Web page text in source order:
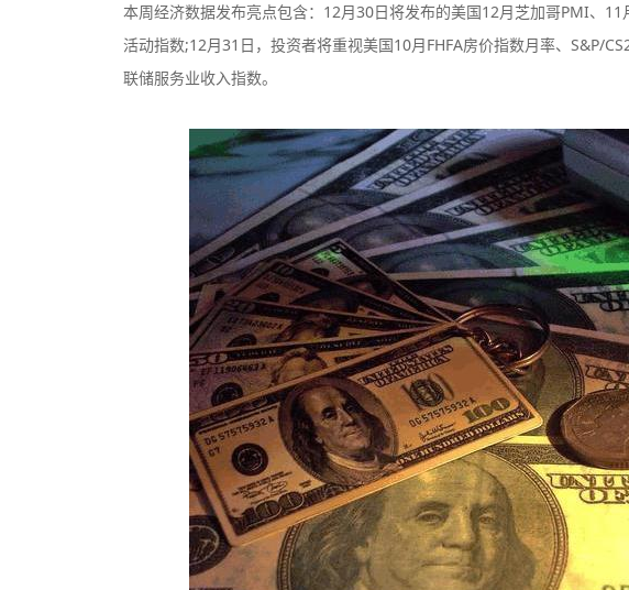
本周经济数据发布亮点包含：12月30日将发布的美国12月芝加哥PMI、
活动指数;12月31日，投资者将重视美国10月FHFA房价指数月率、S&P/
联储服务业收入指数。
VT Markets平台
口碑评分：8.52
澳大利亚ASIC投资资讯
牌照
Exness
口碑评分：9.03
塞浦路斯CYSEC全牌照
（MM）
TMGM
口碑评分：9.11
澳大利亚ASIC全牌照
（MM）
监管中
口碑评分
监管中 Neex
口碑评分
澳大利亚
（MM）
监管中 Plus500
口碑评分
澳大利亚
（MM）